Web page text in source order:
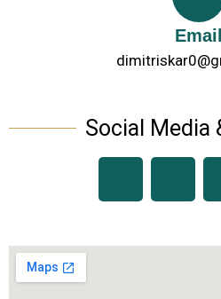
Email
Social Media